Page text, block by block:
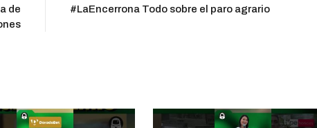
de
#LaEncerrona Todo sobre el paro agrario